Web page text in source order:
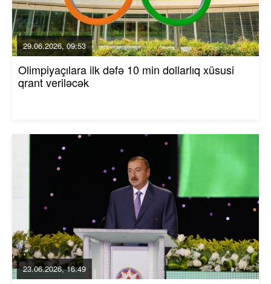
29.06.2026, 09:53
Olimpiyaçılara ilk dəfə 10 min dollarlıq xüsusi
qrant veriləcək
23.06.2026, 16:49